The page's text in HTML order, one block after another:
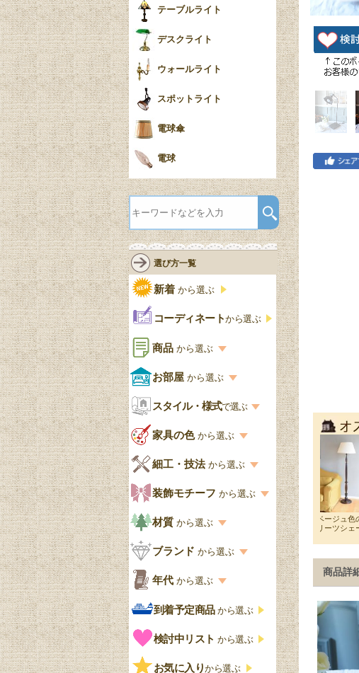
商品詳
テーブルライト
デスクライト
ウォールライト
スポットライト
電球傘
電球
選び方一覧
新着 から選ぶ
コーディネートから選ぶ
商品 から選ぶ
商品一覧を見る
収納家具
書棚
デスクおしゃれ
食器棚おしゃれ
木製ワゴン
ェア
洋服タンス
チェストおしゃれ
お部屋 から選ぶ
お部屋から選ぶ一覧
リビング
キッチン・ダイニング
スタイル・様式で選ぶ
スタイル一覧
英国アンティーク
英国クラシック
式
エリザベス様式
家具の色から選ぶ
家具の色一覧
カスタード色
アップルパイ色
細工・技法 から選ぶ
細工・技法の一覧
象嵌・マーケットリー
寄木・パーケットリー
装飾モチーフ から選ぶ
模様の一覧
ペディメント
コーニス
グ
ストラップワーク
雷文
材質 から選ぶ
材質の一覧
オーク材
マホガニー
ブランド から選ぶ
ブランド一覧
Handleオリジナル
ウィリアムモリス
年代 から選ぶ
年代別の一覧
アンティーク
ビンテージ
到着予定商品から選ぶ
検討中リスト から選ぶ
お気に入りから選ぶ